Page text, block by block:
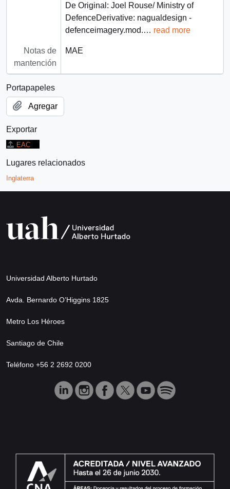
De Original: Joel Rouse/ Ministry of
DefenceDerivative: nagualdesign -
defenceimagery.mod.… read more
Notas de
mantención
MAE
Portapapeles
Agregar
Exportar
EAC
Lugares relacionados
Inglaterra
Universidad Alberto Hurtado
Avda. Bernardo O’Higgins 1825
Metro Los Héroes
Santiago de Chile
Teléfono +56 2 2692 0200